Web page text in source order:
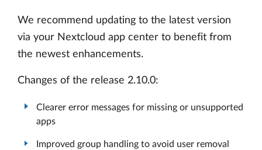
We recommend updating to the latest version
via your Nextcloud app center to benefit from
the newest enhancements.
Changes of the release 2.10.0:
Clearer error messages for missing or unsupported
apps
Improved group handling to avoid user removal